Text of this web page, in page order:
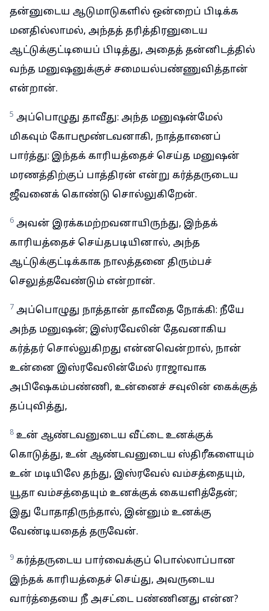
தன்னுடைய ஆடுமாடுகளில் ஒன்றைப் பிடிக்க
மனதில்லாமல், அந்தத் தரித்திரனுடைய
ஆட்டுக்குட்டியைப் பிடித்து, அதைத் தன்னிடத்தில்
வந்த மனுஷனுக்குச் சமையல்பண்ணுவித்தான்
என்றான்.
5 அப்பொழுது தாவீது: அந்த மனுஷன்மேல்
மிகவும் கோபமூண்டவனாகி, நாத்தானைப்
பார்த்து: இந்தக் காரியத்தைச் செய்த மனுஷன்
மரணத்திற்குப் பாத்திரன் என்று கர்த்தருடைய
ஜீவனைக் கொண்டு சொல்லுகிறேன்.
6 அவன் இரக்கமற்றவனாயிருந்து, இந்தக்
காரியத்தைச் செய்தபடியினால், அந்த
ஆட்டுக்குட்டிக்காக நாலத்தனை திரும்பச்
செலுத்தவேண்டும் என்றான்.
7 அப்பொழுது நாத்தான் தாவீதை நோக்கி: நீயே
அந்த மனுஷன்; இஸ்ரவேலின் தேவனாகிய
கர்த்தர் சொல்லுகிறது என்னவென்றால், நான்
உன்னை இஸ்ரவேலின்மேல் ராஜாவாக
அபிஷேகம்பண்ணி, உன்னைச் சவுலின் கைக்குத்
தப்புவித்து,
8 உன் ஆண்டவனுடைய வீட்டை உனக்குக்
கொடுத்து, உன் ஆண்டவனுடைய ஸ்திரீகளையும்
உன் மடியிலே தந்து, இஸ்ரவேல் வம்சத்தையும்,
யூதா வம்சத்தையும் உனக்குக் கையளித்தேன்;
இது போதாதிருந்தால், இன்னும் உனக்கு
வேண்டியதைத் தருவேன்.
9 கர்த்தருடைய பார்வைக்குப் பொல்லாப்பான
இந்தக் காரியத்தைச் செய்து, அவருடைய
வார்த்தையை நீ அசட்டை பண்ணினது என்ன?